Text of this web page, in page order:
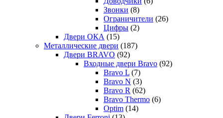
Звонки (8)
Ограничители (26)
Цифры (2)
Двери ОКА (15)
Металлические двери (187)
Двери BRAVO (92)
Входные двери Bravo (92)
Bravo L (7)
Bravo N (3)
Bravo R (62)
Bravo Thermo (6)
Optim (14)